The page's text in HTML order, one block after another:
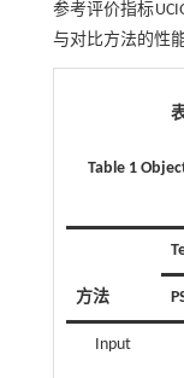
参考评价指标
与对比方法的性
Table 1
方法
Input